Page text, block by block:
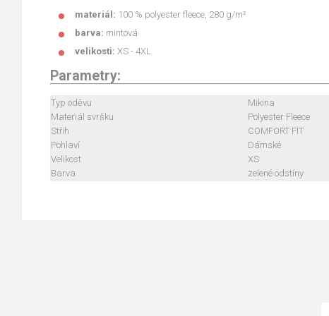
materiál: 100 % polyester fleece, 280 g/m²
barva: mintová
velikosti: XS - 4XL
Parametry:
Typ oděvu
Mikina
Materiál svršku
Polyester Fleece
Střih
COMFORT FIT
Pohlaví
Dámské
Velikost
XS
Barva
zelené odstíny